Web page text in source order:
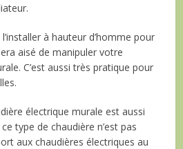
à hauteur d’homme pour
aisé de manipuler votre
C’est aussi très pratique pour
électrique murale est aussi
type de chaudière n’est pas
aux chaudières électriques au